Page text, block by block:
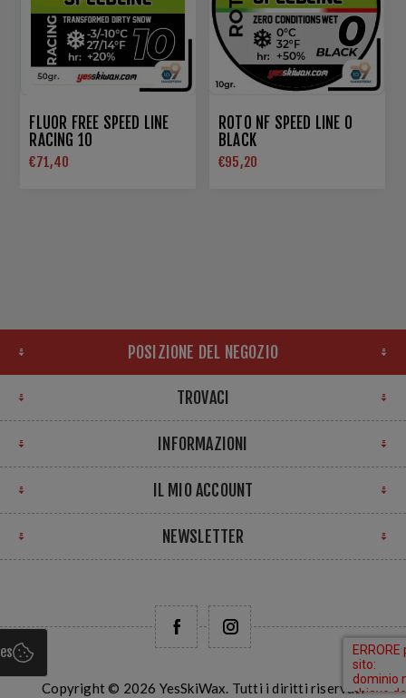
FLUOR FREE SPEED LINE
RACING 10
€71,40
ROTO NF SPEED LINE 0
BLACK
€95,20
POSIZIONE DEL NEGOZIO
TROVACI
INFORMAZIONI
IL MIO ACCOUNT
NEWSLETTER
Copyright © 2026 YesSkiWax. Tutti i diritti riservati